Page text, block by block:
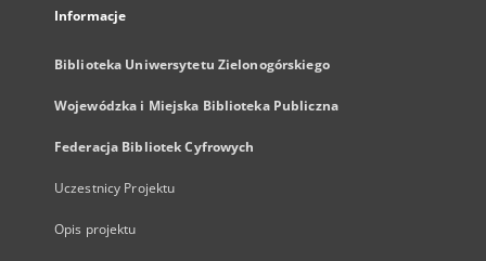
Informacje
Biblioteka Uniwersytetu Zielonogórskiego
Wojewódzka i Miejska Biblioteka Publiczna
Federacja Bibliotek Cyfrowych
Uczestnicy Projektu
Opis projektu